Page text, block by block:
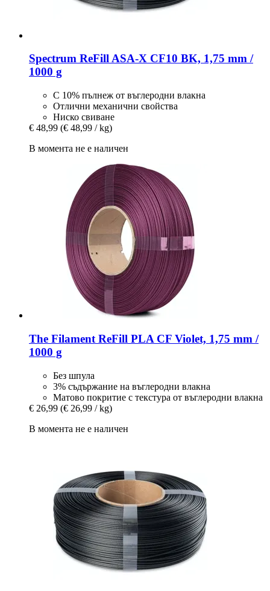
Spectrum ReFill ASA-​X CF10 BK, 1,75 mm /
1000 g
С 10% пълнеж от въглеродни влакна
Отлични механични свойства
Ниско свиване
€ 48,99 (€ 48,99 / kg)
В момента не е наличен
The Filament ReFill PLA CF Violet, 1,75 mm /
1000 g
Без шпула
3% съдържание на въглеродни влакна
Матово покритие с текстура от въглеродни влакна
€ 26,99 (€ 26,99 / kg)
В момента не е наличен